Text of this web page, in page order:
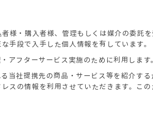
様・購入者様、管理もしくは媒介の委託
手段で入手した個人情報を有しています。
アフターサービス実施のために利用します
当社提携先の商品・サービス等を紹介する
スの情報を利用させていただきます。この